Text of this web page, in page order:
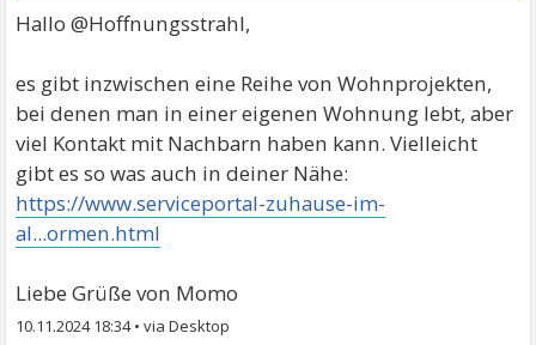
Hallo @Hoffnungsstrahl,
es gibt inzwischen eine Reihe von Wohnprojekten,
bei denen man in einer eigenen Wohnung lebt, aber
viel Kontakt mit Nachbarn haben kann. Vielleicht
gibt es so was auch in deiner Nähe:
https://www.serviceportal-zuhause-im-
al...ormen.html
Liebe Grüße von Momo
10.11.2024 18:34•